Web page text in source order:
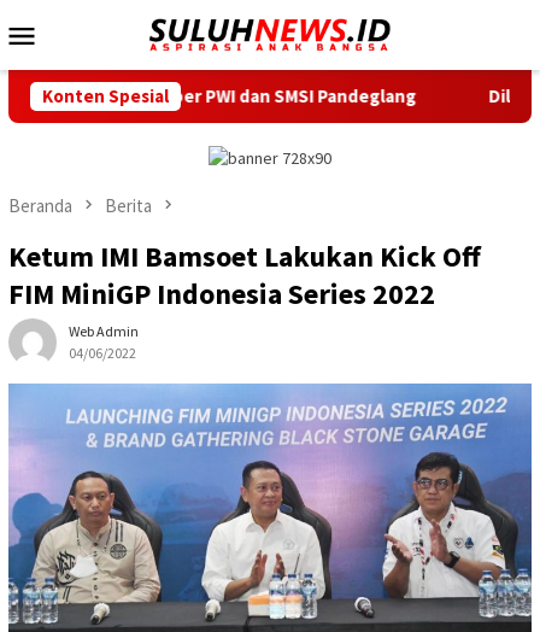
ke
Mobile
Konten Spesial
PWI dan SMSI Pandeglang Dilantik Serentak, TP
Beranda Berita
Ketum IMI Bamsoet Lakukan Kick Off
FIM MiniGP Indonesia Series 2022
Web Admin
04/06/2022